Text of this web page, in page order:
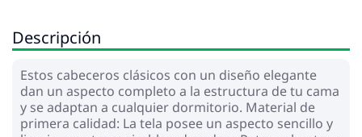
Descripción
Estos cabeceros clásicos con un diseño elegante
dan un aspecto completo a la estructura de tu cama
y se adaptan a cualquier dormitorio. Material de
primera calidad: La tela posee un aspecto sencillo y